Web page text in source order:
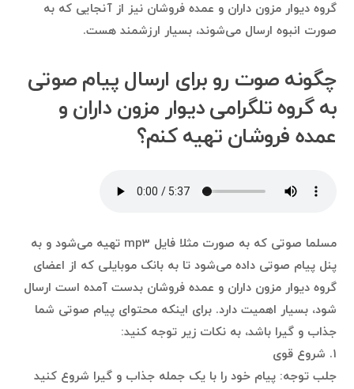
گروه دیوار مزون داران و عمده فروشان نیز از آنجایی که به
صورت انبوه ارسال می‌شوند، بسیار ارزشمند هست.
چگونه صوت رو برای ارسال پیام صوتی
به گروه تلگرامی دیوار مزون داران و
عمده فروشان تهیه کنم؟
مسلما صوتی که به صورت مثلا فایل mp3 تهیه می‌شود و به
پنل پیام صوتی داده می‌شود تا به بانک موبایلی که از اعضای
گروه دیوار مزون داران و عمده فروشان بدست آمده است ارسال
شود، بسیار اهمیت دارد. برای اینکه محتوای پیام صوتی شما
جذاب و گیرا باشد، به نکات زیر توجه کنید:
۱. شروع قوی
جلب توجه: پیام خود را با یک جمله جذاب و گیرا شروع کنید